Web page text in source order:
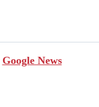
Google News